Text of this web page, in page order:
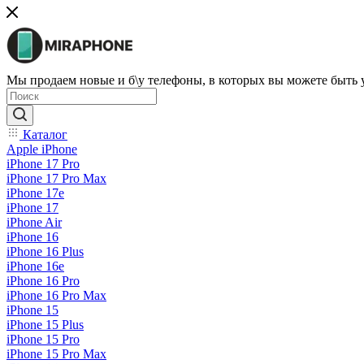
Мы продаем новые и б\у телефоны, в которых вы можете быть
Каталог
Apple iPhone
iPhone 17 Pro
iPhone 17 Pro Max
iPhone 17e
iPhone 17
iPhone Air
iPhone 16
iPhone 16 Plus
iPhone 16e
iPhone 16 Pro
iPhone 16 Pro Max
iPhone 15
iPhone 15 Plus
iPhone 15 Pro
iPhone 15 Pro Max